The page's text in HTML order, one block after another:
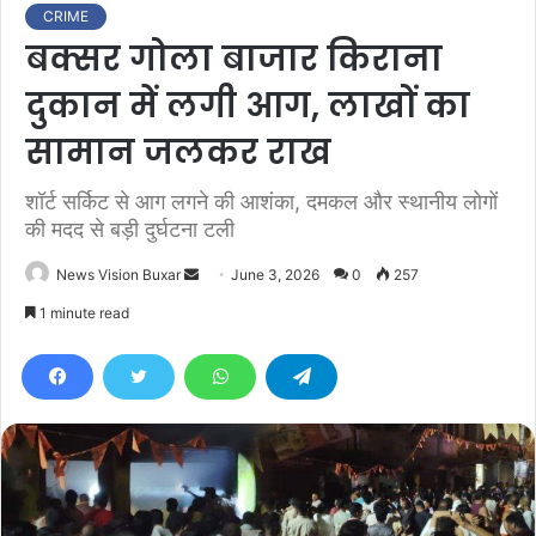
CRIME
बक्सर गोला बाजार किराना
दुकान में लगी आग, लाखों का
सामान जलकर राख
शॉर्ट सर्किट से आग लगने की आशंका, दमकल और स्थानीय लोगों
की मदद से बड़ी दुर्घटना टली
News Vision Buxar
d
e
m
a
June 3, 2026 0 257
1 minute read